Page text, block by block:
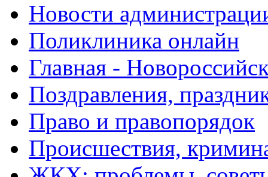
Новости
Поликлиника онлайн
Главная -
Поздравления,
Право и правопорядок
Происшествия,